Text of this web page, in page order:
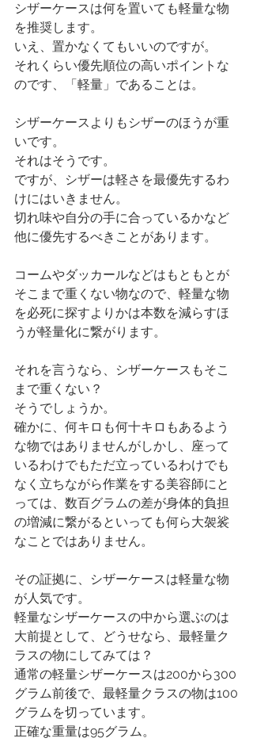
シザーケースは何を置いても軽量な物
を推奨します。
いえ、置かなくてもいいのですが。
それくらい優先順位の高いポイントな
のです、「軽量」であることは。
シザーケースよりもシザーのほうが重
いです。
それはそうです。
ですが、シザーは軽さを最優先するわ
けにはいきません。
切れ味や自分の手に合っているかなど
他に優先するべきことがあります。
コームやダッカールなどはもともとが
そこまで重くない物なので、軽量な物
を必死に探すよりかは本数を減らすほ
うが軽量化に繋がります。
それを言うなら、シザーケースもそこ
まで重くない？
そうでしょうか。
確かに、何キロも何十キロもあるよう
な物ではありませんがしかし、座って
いるわけでもただ立っているわけでも
なく立ちながら作業をする美容師にと
っては、数百グラムの差が身体的負担
の増減に繋がるといっても何ら大袈裟
なことではありません。
その証拠に、シザーケースは軽量な物
が人気です。
軽量なシザーケースの中から選ぶのは
大前提として、どうせなら、最軽量ク
ラスの物にしてみては？
通常の軽量シザーケースは200から300
グラム前後で、最軽量クラスの物は100
グラムを切っています。
正確な重量は95グラム。